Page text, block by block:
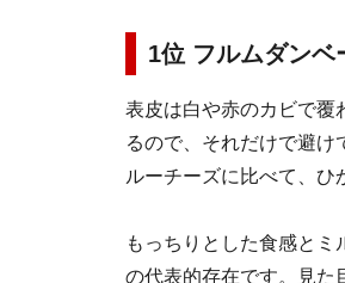
1位 フルムダンベ
表皮は白や赤のカビで覆
るので、それだけで避
ルーチーズに比べて、ひ
もっちりとした食感と
の代表的存在です。見た